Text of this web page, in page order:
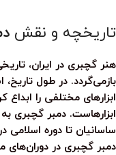
تاریخچه و نقش
هنر گچبری در ایران،
بازمی‌گردد. در طول تاریخ،
ابزارهای مختلفی را ابداع
ابزارهاست. دمبر گچبری
ساسانیان تا دوره
دمبر گچبری در دوران‌های